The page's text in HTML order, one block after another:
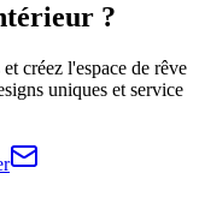
?
créez l'espace de rêve
uniques et service